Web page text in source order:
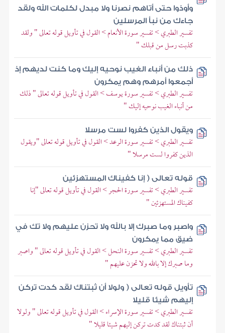
وأوذوا حتى أتاهم نصرنا ولا مبدل لكلمات الله ولقد
جاءك من نبأ المرسلين
تفسير الطبري > تفسير سورة الأنعام > القول في تأويل قوله تعالى " ولقد
كذبت رسل من قبلك "
ذلك من أنباء الغيب نوحيه إليك وما كنت لديهم إذ
أجمعوا أمرهم وهم يمكرون
تفسير الطبري > تفسير سورة يوسف > القول في تأويل قوله تعالى " ذلك
من أنباء الغيب نوحيه إليك "
ويقول الذين كفروا لست مرسلا
تفسير الطبري > تفسير سورة الرعد > القول في تأويل قوله تعالى "ويقول
الذين كفروا لست مرسلا "
قوله تعالى ( إنا كفيناك المستهزئين
تفسير الطبري > تفسير سورة الحجر > القول في تأويل قوله تعالى "إنا
كفيناك المستهزئين "
واصبر وما صبرك إلا بالله ولا تحزن عليهم ولا تك في
ضيق مما يمكرون
تفسير الطبري > تفسير سورة النحل > القول في تأويل قوله تعالى " واصبر
وما صبرك إلا بالله ولا تحزن عليهم "
تأويل قوله تعالى ( ولولا أن ثبتناك لقد كدت تركن
إليهم شيئا قليلا
تفسير الطبري > تفسير سورة الإسراء > القول في تأويل قوله تعالى " ولولا
أن ثبتناك لقد كدت تركن إليهم شيئا قليلا "